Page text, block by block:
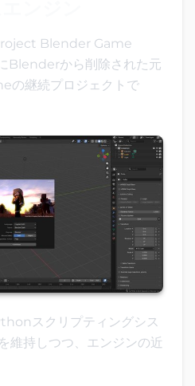
Blender Game
Blenderから削除された元
継続プロジェクトで
スクリプティングシス
維持しつつ、エンジンの近